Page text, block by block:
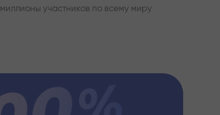
миллионы участников по всему миру